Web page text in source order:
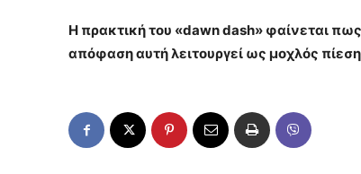
Η πρακτική του «dawn dash» φαίνεται
απόφαση αυτή λειτουργεί ως μοχλός